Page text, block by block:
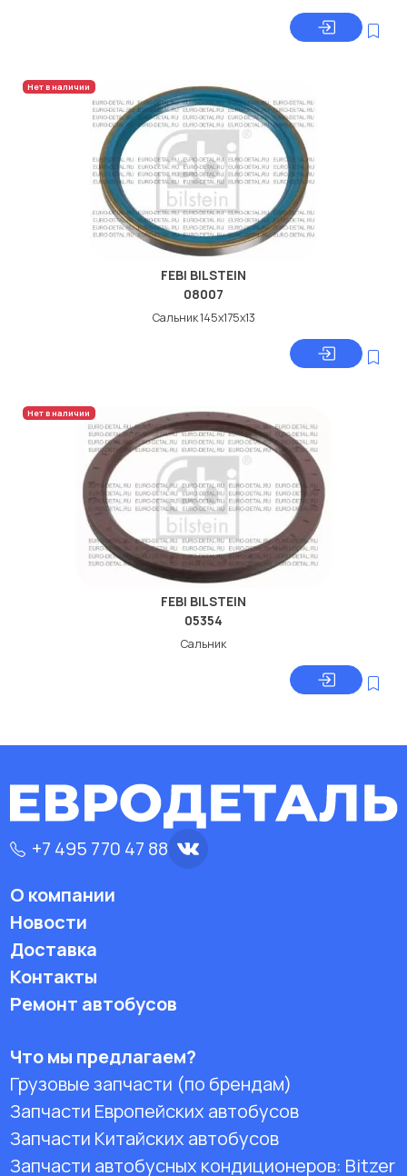
Нет в наличии
FEBI BILSTEIN
08007
Сальник 145x175x13
Нет в наличии
FEBI BILSTEIN
05354
Сальник
+7 495 770 47 88
О компании
Новости
Доставка
Контакты
Ремонт автобусов
Что мы предлагаем?
Грузовые запчасти (по брендам)
Запчасти Европейских автобусов
Запчасти Китайских автобусов
Запчасти автобусных кондиционеров: Bitzer